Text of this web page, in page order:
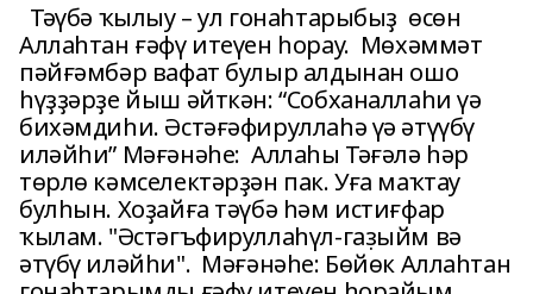
Тәүбә ҡылыу – ул гонаһтарыбыҙ өсөн
Аллаһтан ғәфү итеүен һорау. Мөхәммәт
пәйғәмбәр вафат булыр алдынан ошо
һүҙҙәрҙе йыш әйткән: “Собханаллаһи үә
бихәмдиһи. Әстәғәфируллаһә үә әтүүбү
иләйһи” Мәғәнәһе: Аллаһы Тәғәлә һәр
төрлө кәмселектәрҙән пак. Уға маҡтау
булһын. Хоҙайға тәүбә һәм истиғфар
ҡылам. "Әстәгъфируллаһүл-газ̣ыйм вә
әтүбү иләйһи". Мәғәнәһе: Бөйөк Аллаһтан